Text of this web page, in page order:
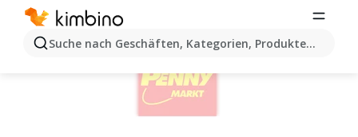
Suche nach Geschäften, Kategorien, Produkten...